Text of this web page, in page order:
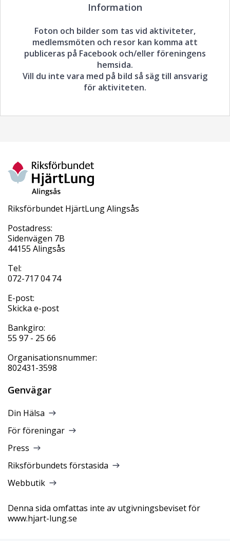
Information
Foton och bilder som tas vid aktiviteter,
medlemsmöten och resor kan komma att
publiceras på Facebook och/eller föreningens
hemsida.
Vill du inte vara med på bild så säg till ansvarig
för aktiviteten.
Riksförbundet HjärtLung Alingsås
Postadress:
Sidenvägen 7B
44155 Alingsås
Tel:
072-717 04 74
E-post:
Skicka e-post
Bankgiro:
55 97 - 25 66
Organisationsnummer:
802431-3598
Genvägar
Din Hälsa
För föreningar
Press
Riksförbundets förstasida
Webbutik
Denna sida omfattas inte av utgivningsbeviset för
www.hjart-lung.se